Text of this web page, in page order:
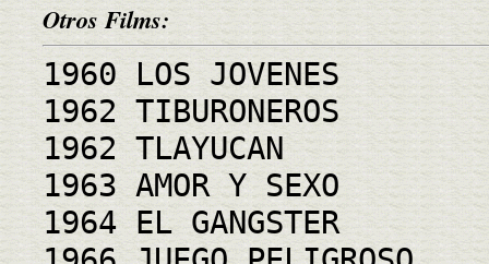
Otros Films:
1960 LOS JOVENES
1962 TIBURONEROS
1962 TLAYUCAN
1963 AMOR Y SEXO
1964 EL GANGSTER